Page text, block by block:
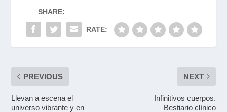
SHARE:
RATE:
PREVIOUS
Llevan a escena el
universo vibrante y en
NEXT
Infinitivos cuerpos.
Bestiario clínico